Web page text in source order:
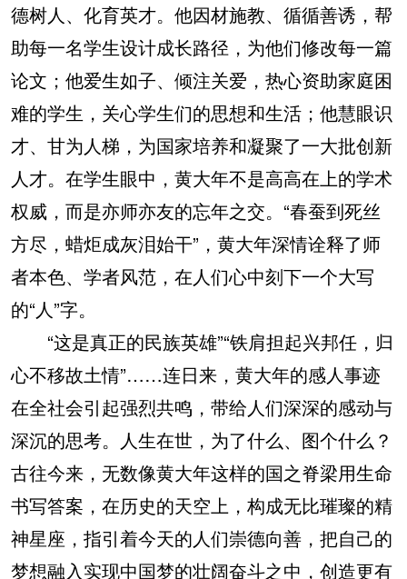
德树人、化育英才。他因材施教、循循善诱，帮
助每一名学生设计成长路径，为他们修改每一篇
论文；他爱生如子、倾注关爱，热心资助家庭困
难的学生，关心学生们的思想和生活；他慧眼识
才、甘为人梯，为国家培养和凝聚了一大批创新
人才。在学生眼中，黄大年不是高高在上的学术
权威，而是亦师亦友的忘年之交。“春蚕到死丝
方尽，蜡炬成灰泪始干”，黄大年深情诠释了师
者本色、学者风范，在人们心中刻下一个大写
的“人”字。
“这是真正的民族英雄”“铁肩担起兴邦任，归
心不移故土情”……连日来，黄大年的感人事迹
在全社会引起强烈共鸣，带给人们深深的感动与
深沉的思考。人生在世，为了什么、图个什么？
古往今来，无数像黄大年这样的国之脊梁用生命
书写答案，在历史的天空上，构成无比璀璨的精
神星座，指引着今天的人们崇德向善，把自己的
梦想融入实现中国梦的壮阔奋斗之中，创造更有